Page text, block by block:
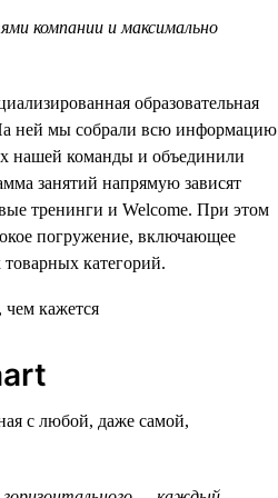
компании и максимально
образовательная
ней мы собрали всю информацию
нашей команды и объединили
занятий напрямую зависят
тренинги и Welcome. При этом
погружение, включающее
категорий.
с любой, даже самой,